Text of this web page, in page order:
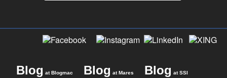
Blog at Blogmac Blog at Mares Blog at SSI